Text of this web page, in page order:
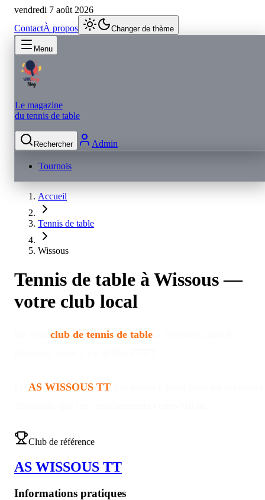
vendredi 7 août 2026
ContactÀ propos Changer de thème
Menu
Le magazine
du tennis de table
Rechercher Admin
Tournois
Accueil
Tennis de table
Wissous
Tennis de table àWissous—
votre club local
club de tennis de table
AS WISSOUS TT
Club de référence
AS WISSOUS TT
Informations pratiques